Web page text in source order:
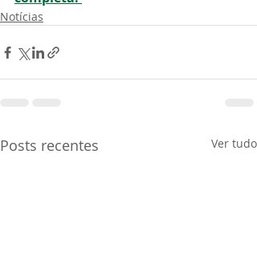
Notícias
Posts recentes Ver tudo